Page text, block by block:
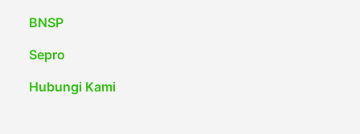
BNSP
Sepro
Hubungi Kami